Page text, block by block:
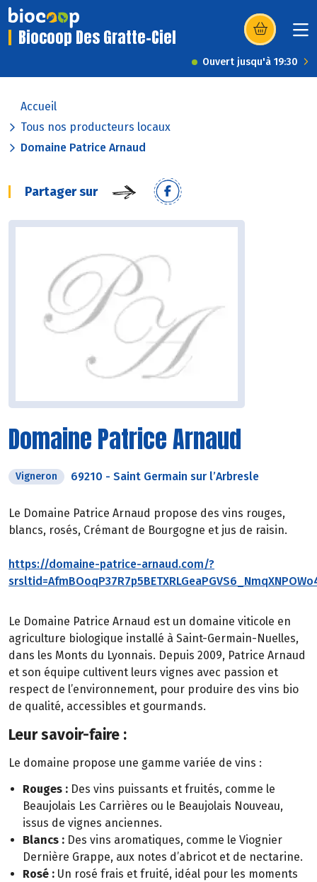
Biocoop Des Gratte-Ciel (s’ouvre dans
Ouvert jusqu'à 19:30
Accueil
Tous nos producteurs locaux
Domaine Patrice Arnaud
Partager sur
Domaine Patrice Arnaud
Vigneron 69210 - Saint Germain sur l’Arbresle
Le Domaine Patrice Arnaud propose des vins rouges,
blancs, rosés, Crémant de Bourgogne et jus de raisin.
https://domaine-patrice-arnaud.com/?
Le Domaine Patrice Arnaud est un domaine viticole en
agriculture biologique installé à Saint-Germain-Nuelles,
dans les Monts du Lyonnais. Depuis 2009, Patrice Arnaud
et son équipe cultivent leurs vignes avec passion et
respect de l’environnement, pour produire des vins bio
de qualité, accessibles et gourmands.
Leur savoir-faire :
Le domaine propose une gamme variée de vins :
Rouges : Des vins puissants et fruités, comme le
Beaujolais Les Carrières ou le Beaujolais Nouveau,
issus de vignes anciennes.
Blancs : Des vins aromatiques, comme le Viognier
Dernière Grappe, aux notes d’abricot et de nectarine.
Rosé : Un rosé frais et fruité, idéal pour les moments